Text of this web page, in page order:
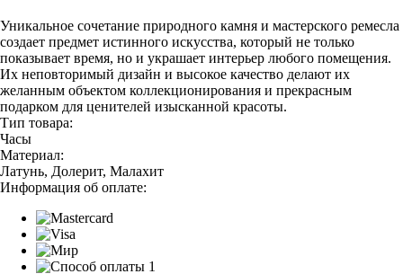
Уникальное сочетание природного камня и мастерского ремесла
создает предмет истинного искусства, который не только
показывает время, но и украшает интерьер любого помещения.
Их неповторимый дизайн и высокое качество делают их
желанным объектом коллекционирования и прекрасным
подарком для ценителей изысканной красоты.
Тип товара:
Часы
Материал:
Латунь, Долерит, Малахит
Информация об оплате: